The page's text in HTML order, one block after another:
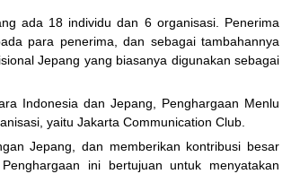
ada 18 individu dan 6 organisasi. Penerima
para penerima, dan sebagai tambahannya
Jepang yang biasanya digunakan sebagai
Indonesia dan Jepang, Penghargaan Menlu
yaitu Jakarta Communication Club.
Jepang, dan memberikan kontribusi besar
ini bertujuan untuk menyatakan